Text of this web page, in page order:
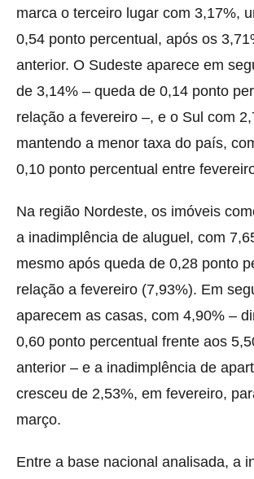
marca o terceiro lugar com 3,17%,
0,54 ponto percentual, após os
anterior. O Sudeste aparece em
de 3,14% – queda de 0,14 ponto
relação a fevereiro –, e o Sul com
mantendo a menor taxa do país,
0,10 ponto percentual entre
Na região Nordeste, os imóveis
a inadimplência de aluguel, com
mesmo após queda de 0,28 ponto
relação a fevereiro (7,93%). Em
aparecem as casas, com 4,90% –
0,60 ponto percentual frente aos
anterior – e a inadimplência de
cresceu de 2,53%, em fevereiro,
março.
Entre a base nacional analisada, a